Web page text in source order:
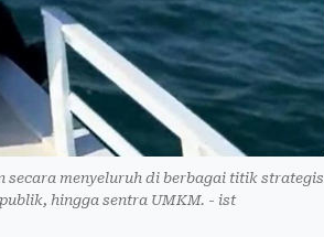
secara menyeluruh di berbagai titik strategis
hingga sentra UMKM. - ist